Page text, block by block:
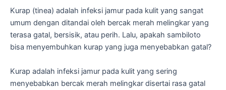
Kurap (tinea) adalah infeksi jamur pada kulit yang sangat
umum dengan ditandai oleh bercak merah melingkar yang
terasa gatal, bersisik, atau perih. Lalu, apakah sambiloto
bisa menyembuhkan kurap yang juga menyebabkan gatal?
Kurap adalah infeksi jamur pada kulit yang sering
menyebabkan bercak merah melingkar disertai rasa gatal